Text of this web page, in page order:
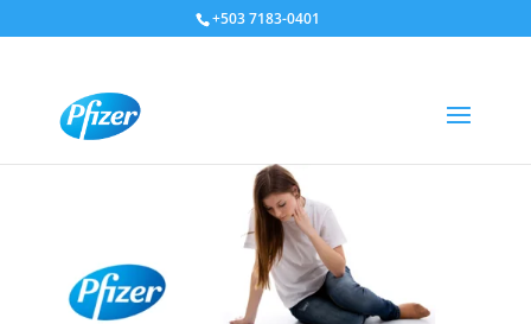
+503 7183-0401